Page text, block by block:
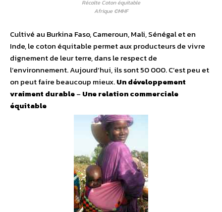
Récolte Coton équitable
Afrique ©MHF
Cultivé au Burkina Faso, Cameroun, Mali, Sénégal et en
Inde, le coton équitable permet aux producteurs de vivre
dignement de leur terre, dans le respect de
l’environnement. Aujourd’hui, ils sont 50 000. C’est peu et
on peut faire beaucoup mieux.Un développement
vraiment durable– Une relation commerciale
équitable